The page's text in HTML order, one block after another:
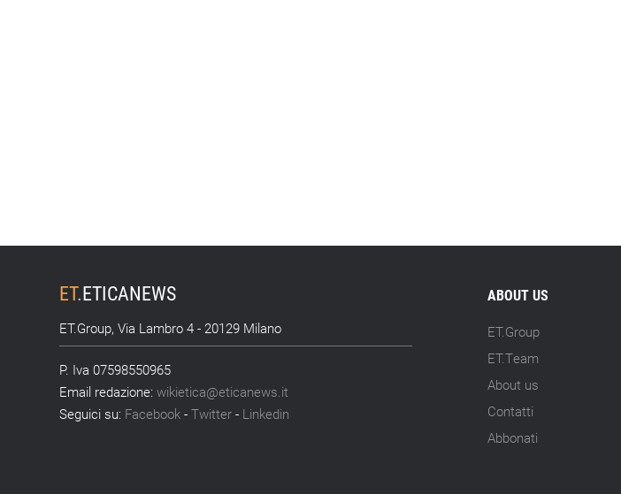
ET.ETICANEWS
ET.Group, Via Lambro 4 - 20129 Milano
P. Iva 07598550965
Email redazione:wikietica@eticanews.it
Seguici su: Facebook -Twitter - Linkedin
ABOUT US
ET.Group
ET.Team
About us
Contatti
Abbonati